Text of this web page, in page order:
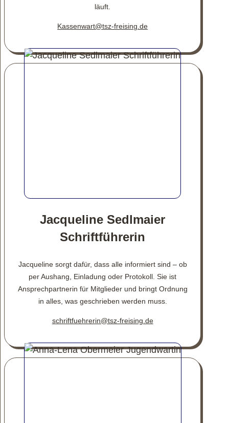
läuft.
Kassenwart@tsz-freising.de
Jacqueline Sedlmaier
Schriftführerin
Jacqueline sorgt dafür, dass alle informiert sind – ob
per Aushang, Einladung oder Protokoll. Sie ist
Ansprechpartnerin für Mitglieder und bringt Ordnung
in alles, was geschrieben werden muss.
schriftfuehrerin@tsz-freising.de